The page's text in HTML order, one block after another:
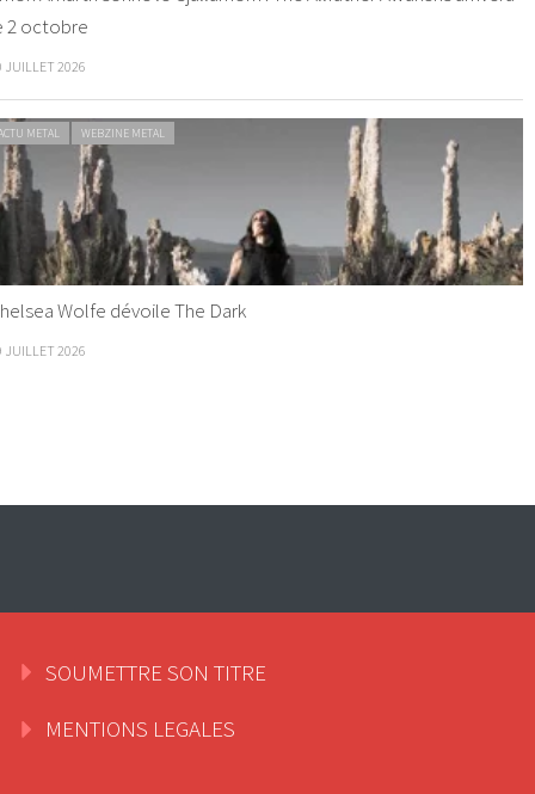
2 octobre
JUILLET 2026
METAL WEBZINE METAL
Wolfe dévoile The Dark
JUILLET 2026
SOUMETTRE SON TITRE
MENTIONS LEGALES